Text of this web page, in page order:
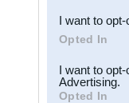
I want to
Opted In
I want to
Advertising.
Opted In